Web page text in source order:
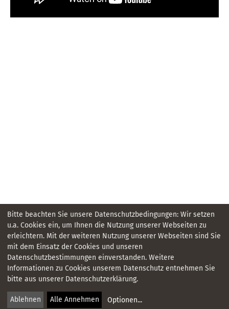
KONTAKT
IMPRESSUM
DATENSCHUTZ
Bitte beachten Sie unsere Datenschutzbedingungen: Wir setzen
u.a. Cookies ein, um Ihnen die Nutzung unserer Webseiten zu
erleichtern. Mit der weiteren Nutzung unserer Webseiten sind Sie
mit dem Einsatz der Cookies und unseren
Datenschutzbestimmungen einverstanden. Weitere
Informationen zu Cookies unserem Datenschutz entnehmen Sie
bitte aus unserer Datenschutzerklärung.
Ablehnen Alle Annehmen Optionen...